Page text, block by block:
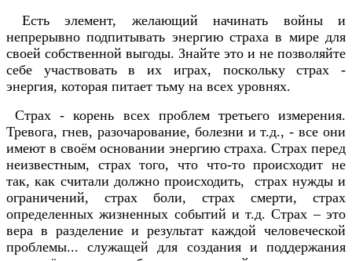
Есть элемент, желающий начинать войны и
непрерывно подпитывать энергию страха в мире для
своей собственной выгоды. Знайте это и не позволяйте
себе участвовать в их играх, поскольку страх -
энергия, которая питает тьму на всех уровнях.
Страх - корень всех проблем третьего измерения.
Тревога, гнев, разочарование, болезни и т.д., - все они
имеют в своём основании энергию страха. Страх перед
неизвестным, страх того, что что-то происходит не
так, как считали должно происходить, страх нужды и
ограничений, страх боли, страх смерти, страх
определенных жизненных событий и т.д. Страх – это
вера в разделение и результат каждой человеческой
проблемы... служащей для создания и поддержания